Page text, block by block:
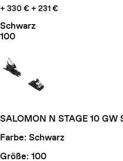
+ 330 € + 231 €
Schwarz
100
SALOMON N STAGE 10 GW
Farbe: Schwarz
Größe: 100